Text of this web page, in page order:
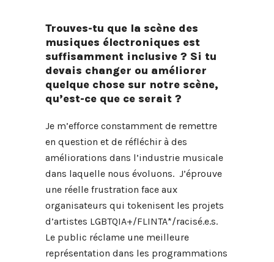
Trouves-tu que la scène des
musiques électroniques est
suffisamment inclusive ? Si tu
devais changer ou améliorer
quelque chose sur notre scène,
qu’est-ce que ce serait ?
Je m’efforce constamment de remettre
en question et de réfléchir à des
améliorations dans l’industrie musicale
dans laquelle nous évoluons. J’éprouve
une réelle frustration face aux
organisateurs qui tokenisent les projets
d’artistes LGBTQIA+/FLINTA*/racisé.e.s.
Le public réclame une meilleure
représentation dans les programmations